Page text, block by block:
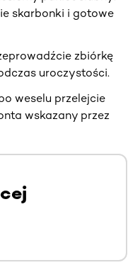
skarbonki i gotowe
zbiórkę
uroczystości.
weselu przelejcie
wskazany przez